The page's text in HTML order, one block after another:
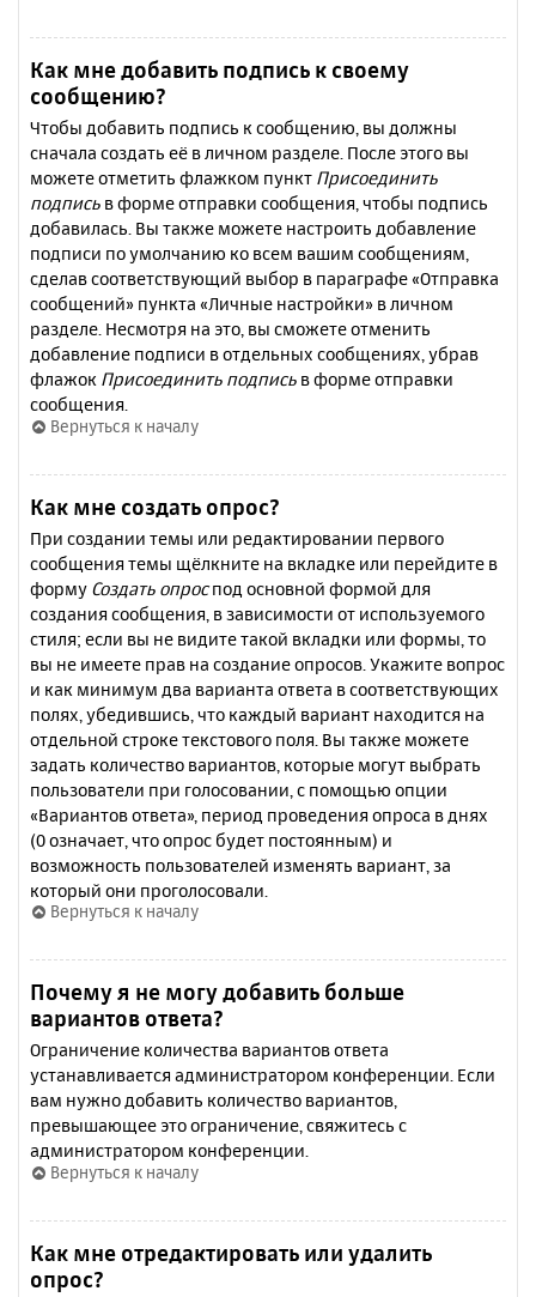
Как мне добавить подпись к своему
сообщению?
Чтобы добавить подпись к сообщению, вы должны
сначала создать её в личном разделе. После этого вы
можете отметить флажком пункт Присоединить
подпись в форме отправки сообщения, чтобы подпись
добавилась. Вы также можете настроить добавление
подписи по умолчанию ко всем вашим сообщениям,
сделав соответствующий выбор в параграфе «Отправка
сообщений» пункта «Личные настройки» в личном
разделе. Несмотря на это, вы сможете отменить
добавление подписи в отдельных сообщениях, убрав
флажок Присоединить подпись в форме отправки
сообщения.
Вернуться к началу
Как мне создать опрос?
При создании темы или редактировании первого
сообщения темы щёлкните на вкладке или перейдите в
форму Создать опроспод основной формой для
создания сообщения, в зависимости от используемого
стиля; если вы не видите такой вкладки или формы, то
вы не имеете прав на создание опросов. Укажите вопрос
и как минимум два варианта ответа в соответствующих
полях, убедившись, что каждый вариант находится на
отдельной строке текстового поля. Вы также можете
задать количество вариантов, которые могут выбрать
пользователи при голосовании, с помощью опции
«Вариантов ответа», период проведения опроса в днях
(0 означает, что опрос будет постоянным) и
возможность пользователей изменять вариант, за
который они проголосовали.
Вернуться к началу
Почему я не могу добавить больше
вариантов ответа?
Ограничение количества вариантов ответа
устанавливается администратором конференции. Если
вам нужно добавить количество вариантов,
превышающее это ограничение, свяжитесь с
администратором конференции.
Вернуться к началу
Как мне отредактировать или удалить
опрос?